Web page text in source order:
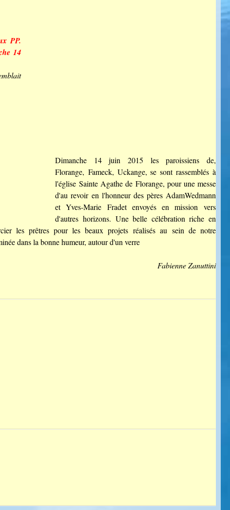
PP.
14
Dimanche 14 juin 2015 les paroissiens de,
Florange, Fameck, Uckange, se sont rassemblés à
l'église Sainte Agathe de Florange, pour une messe
d'au revoir en l'honneur des pères AdamWedmann
et Yves-Marie Fradet envoyés en mission vers
d'autres horizons. Une belle célébration riche en
les prêtres pour les beaux projets réalisés au sein de notre
dans la bonne humeur, autour d'un verre
Fabienne Zanuttini